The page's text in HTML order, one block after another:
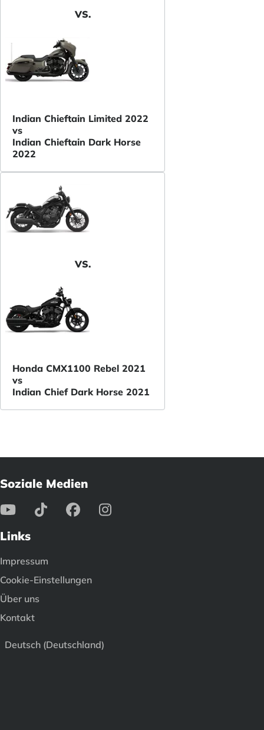
VS.
Indian Chieftain Limited 2022
vs
Indian Chieftain Dark Horse
2022
VS.
Honda CMX1100 Rebel 2021
vs
Indian Chief Dark Horse 2021
Soziale Medien
Links
Impressum
Cookie-Einstellungen
Über uns
Kontakt
Deutsch (Deutschland)